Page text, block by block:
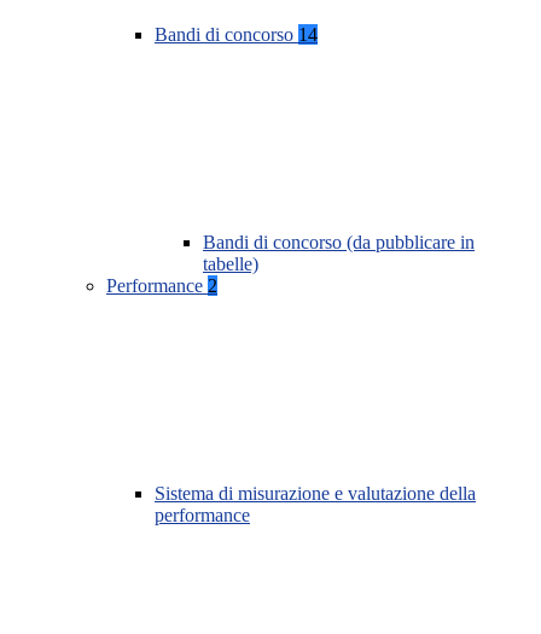
Bandi di concorso 14
Bandi di concorso (da pubblicare in
tabelle)
Performance 2
Sistema di misurazione e valutazione della
performance